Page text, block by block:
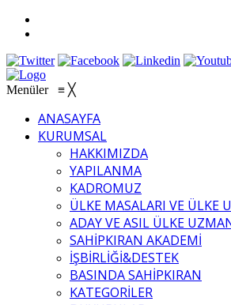
Menüler ≡ ╳
ANASAYFA
KURUMSAL
HAKKIMIZDA
YAPILANMA
KADROMUZ
ÜLKE MASALARI VE ÜLKE
ADAY VE ASIL ÜLKE
SAHİPKIRAN AKADEMİ
İŞBİRLİĞİ&DESTEK
BASINDA SAHİPKIRAN
KATEGORİLER